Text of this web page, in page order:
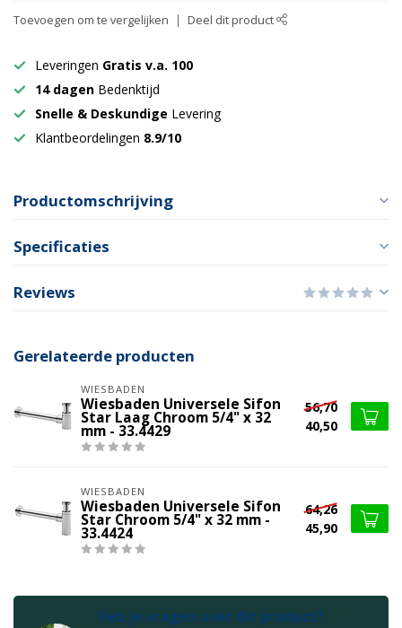
Toevoegen om te vergelijken Deel dit product
Leveringen Gratis v.a. 100
14 dagen Bedenktijd
Snelle & Deskundige Levering
Klantbeordelingen 8.9/10
Productomschrijving
Specificaties
Reviews
Gerelateerde producten
WIESBADEN
Wiesbaden Universele Sifon
Star Laag Chroom 5/4" x 32
mm - 33.4429
56,70
40,50
WIESBADEN
Wiesbaden Universele Sifon
Star Chroom 5/4" x 32 mm -
33.4424
64,26
45,90
Heb je vragen over dit product?